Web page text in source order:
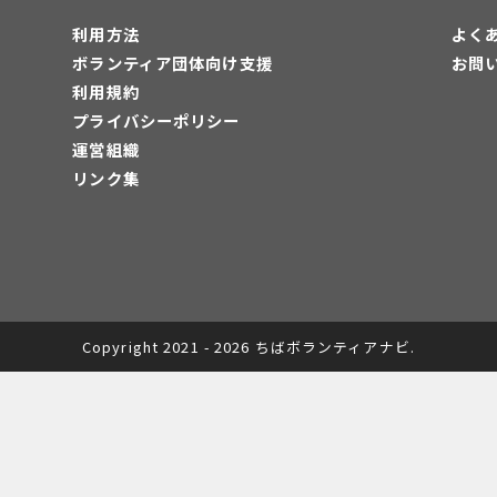
利用方法
ボランティア団体向け支援
利用規約
プライバシーポリシー
運営組織
リンク集
よく
お問
Copyright 2021 - 2026 ちばボランティアナビ.